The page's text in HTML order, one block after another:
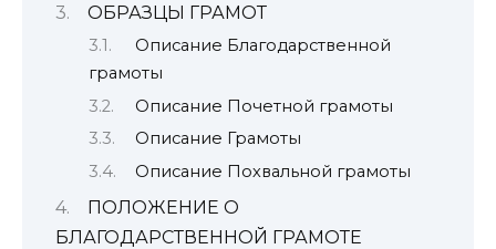
ОБРАЗЦЫ ГРАМОТ
Описание Благодарственной
грамоты
Описание Почетной грамоты
Описание Грамоты
Описание Похвальной грамоты
ПОЛОЖЕНИЕ О
БЛАГОДАРСТВЕННОЙ ГРАМОТЕ